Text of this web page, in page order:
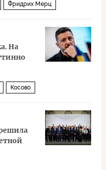
Фридрих Мерц
На
Косово